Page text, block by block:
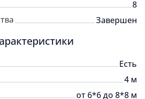
8
Завершен
Есть
4 м
от 6*6 до 8*8 м